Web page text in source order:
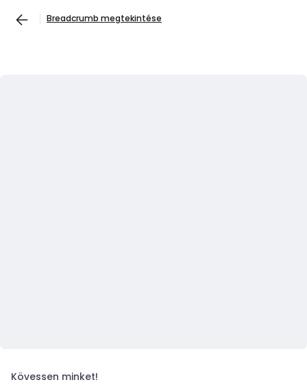
Breadcrumb megtekintése
Kövessen minket!